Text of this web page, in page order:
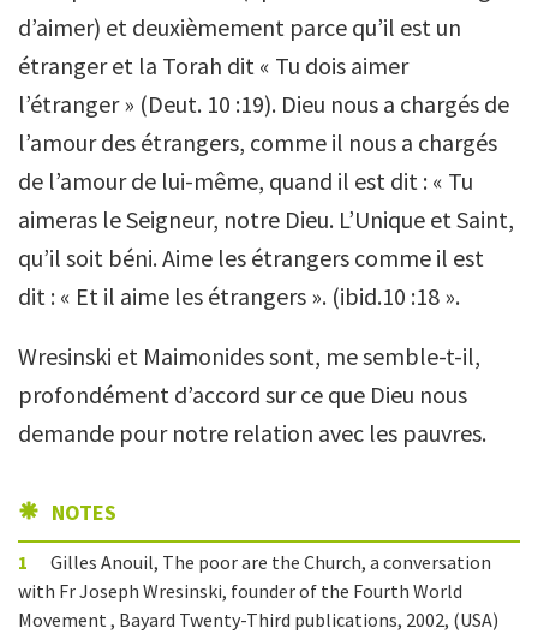
d’aimer) et deuxièmement parce qu’il est un
étranger et la Torah dit « Tu dois aimer
l’étranger » (Deut. 10 :19). Dieu nous a chargés de
l’amour des étrangers, comme il nous a chargés
de l’amour de lui-même, quand il est dit : « Tu
aimeras le Seigneur, notre Dieu. L’Unique et Saint,
qu’il soit béni. Aime les étrangers comme il est
dit : « Et il aime les étrangers ». (ibid.10 :18 ».
Wresinski et Maimonides sont, me semble-t-il,
profondément d’accord sur ce que Dieu nous
demande pour notre relation avec les pauvres.
NOTES
1
Gilles Anouil, The poor are the Church, a conversation
with Fr Joseph Wresinski, founder of the Fourth World
Movement , Bayard Twenty-Third publications, 2002, (USA)